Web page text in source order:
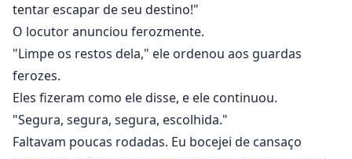
tentar escapar de seu destino!"
O locutor anunciou ferozmente.
"Limpe os restos dela," ele ordenou aos guardas
ferozes.
Eles fizeram como ele disse, e ele continuou.
"Segura, segura, segura, escolhida."
Faltavam poucas rodadas. Eu bocejei de cansaço